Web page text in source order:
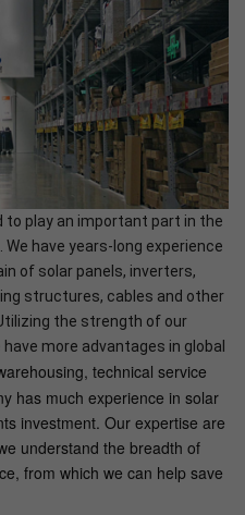
to play an important part in the
have years-long experience
of solar panels, inverters,
structures, cables and other
the strength of our
more advantages in global
technical service
has much experience in solar
investment. Our expertise are
understand the breadth of
from which we can help save